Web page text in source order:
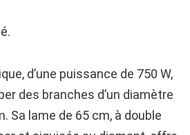
d’une puissance de 750 W,
des branches d’un diamètre
Sa lame de 65 cm, à double